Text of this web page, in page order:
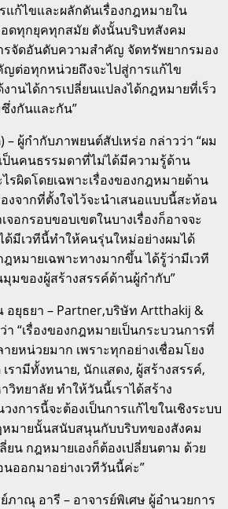
แก้ไขและผลักดันเรื่องกฎหมายใน
ดทุกยุคทุกสมัย ดังนั้นบริบทสังคม
รจัดอันดับความสำคัญ จัดทรัพยากรมอง
ญต่อทุกหน่วยถึงจะไปสู่การแก้ไข
านได้การเปลี่ยนแปลงได้กฎหมายที่เร็ว
งกันและกัน”
ผู้กำกับภาพยนต์สัปเหร่อ กล่าวว่า “ผม
ป็นคนธรรมดาที่ไม่ได้มีความรู้ด้าน
รผิดโดยเฉพาะเรื่องของกฎหมายด้าน
งจากที่ตั้งใจไว้จะนำเสนอแบบนี้สะท้อน
อกรอบขอบเขตในบางเรื่องก็อาจจะ
ด้มีเวทีนี้ทำให้คนรุ่นใหม่อย่างผมได้
ฎหมายเฉพาะทางมากขึ้น ได้รู้ว่ามีเวที
มของผู้สร้างสรรค์ด้านผู้กำกับ”
ยุธยา – Partner,บริษัท Artthakij &
“เรื่องของกฎหมายเป็นกระบวนการที่
ยหน่วยมาก เพราะทุกอย่างเชื่อมโยง
รามีทั้งทนาย, นักแสดง, ผู้สร้างสรรค์,
ทยาลัย ทำให้วันนี้เราได้สร้าง
งการนี้จะต้องเป็นการแก้ไขในเชิงระบบ
มายนั้นสนับสนุนกับบริบทของสังคม
ยน กฎหมายเองก็ต้องเปลี่ยนตาม ด้วย
ออกมาอย่างเวทีวันนี้ค่ะ”
าณุ อารี – อาจารย์พิเศษ ผู้อํานวยการ